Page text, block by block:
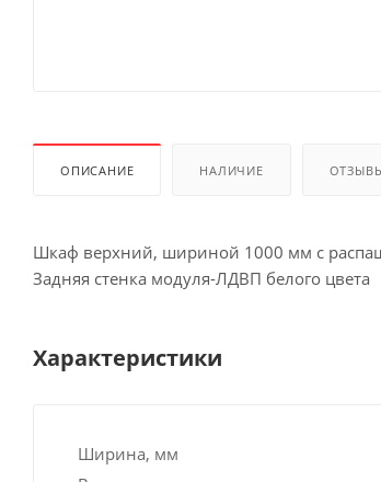
ОПИСАНИЕ НАЛИЧИЕ
Шкаф верхний, шириной 1000 мм с
Задняя стенка модуля-ЛДВП белого цвета
Характеристики
Ширина, мм